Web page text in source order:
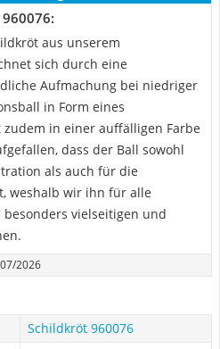
aus unserem
sich durch eine
Aufmachung bei niedriger
in Form eines
zudem in einer auffälligen Farbe
dass der Ball sowohl
als auch für die
weshalb wir ihn für alle
vielseitigen und
07/2026
Schildkröt 960076